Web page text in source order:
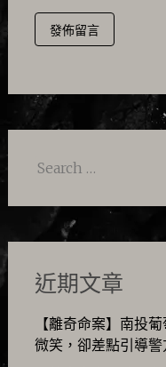
Search
近期文章
【離奇命案】南投
微笑，卻差點引導警